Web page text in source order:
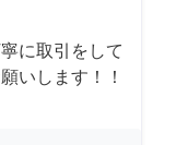
に取引をして
いします！！